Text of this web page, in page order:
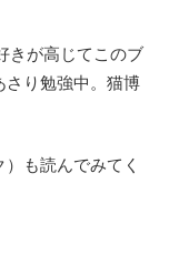
きが高じてこのブ
さり勉強中。猫博
も読んでみてく